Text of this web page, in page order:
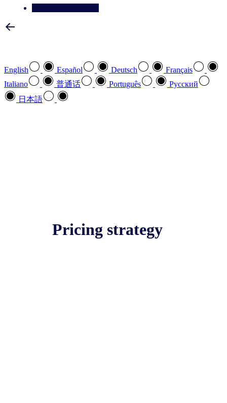
English Español Deutsch
Français
Italiano
普通话 Português
Pусский
日本語
Pricing strategy